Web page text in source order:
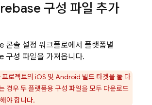
구성 파일 추가
콘솔 설정 워크플로에서 플랫폼별
구성 파일을 가져옵니다.
로젝트의 iOS 및 Android 빌드 타겟을 둘 다
경우 두 플랫폼용 구성 파일을 모두 다운로드
야 합니다.